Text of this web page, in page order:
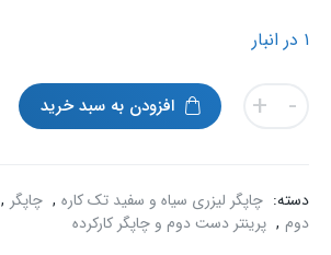
۱ در انبار
-
چاپگر
دست
HP
4014n
عدد
+ افزودن به سبد خرید
دسته: چاپگر لیزری سیاه و سفید تک کاره , چاپگر ,
دوم , پرینتر دست دوم و چاپگر کارکرده